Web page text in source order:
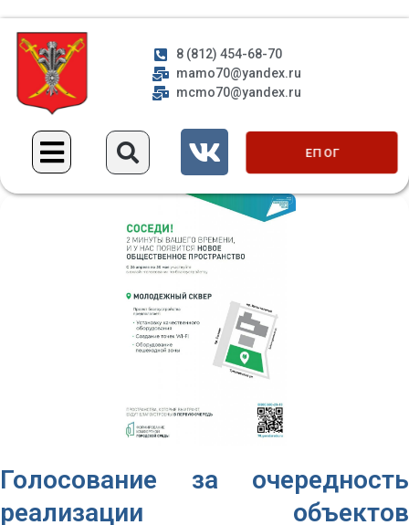
8 (812) 454-68-70
mamo70@yandex.ru
mcmo70@yandex.ru
ЕП ОГ
Голосование за очередность
реализации объектов